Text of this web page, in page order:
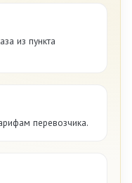
из пункта
перевозчика.